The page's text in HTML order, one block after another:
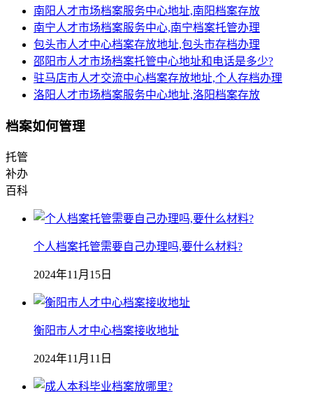
南阳人才市场档案服务中心地址,南阳档案存放
南宁人才市场档案服务中心,南宁档案托管办理
包头市人才中心档案存放地址,包头市存档办理
邵阳市人才市场档案托管中心地址和电话是多少?
驻马店市人才交流中心档案存放地址,个人存档办理
洛阳人才市场档案服务中心地址,洛阳档案存放
档案如何管理
托管
补办
百科
个人档案托管需要自己办理吗,要什么材料?
2024年11月15日
衡阳市人才中心档案接收地址
2024年11月11日